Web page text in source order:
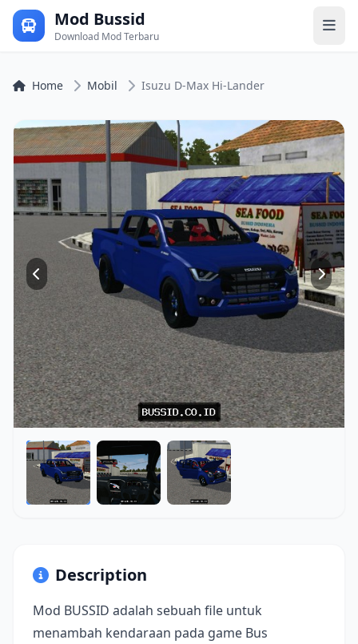
Mod Bussid
Download Mod Terbaru
Home Mobil Isuzu D-Max Hi-Lander
Description
Mod BUSSID adalah sebuah file untuk
menambah kendaraan pada game Bus